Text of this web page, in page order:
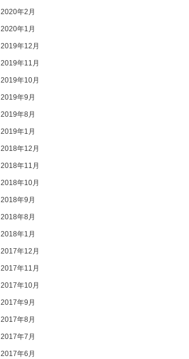
2020年2月
2020年1月
2019年12月
2019年11月
2019年10月
2019年9月
2019年8月
2019年1月
2018年12月
2018年11月
2018年10月
2018年9月
2018年8月
2018年1月
2017年12月
2017年11月
2017年10月
2017年9月
2017年8月
2017年7月
2017年6月